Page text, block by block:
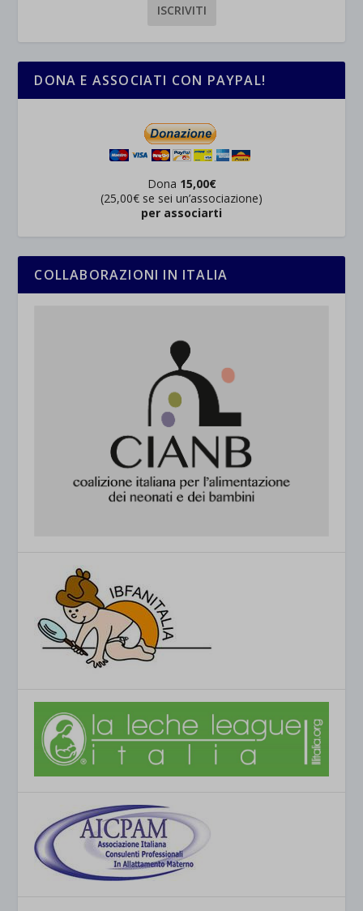
DONA E ASSOCIATI CON PAYPAL!
Dona 15,00€
(25,00€ se sei un’associazione)
per associarti
COLLABORAZIONI IN ITALIA